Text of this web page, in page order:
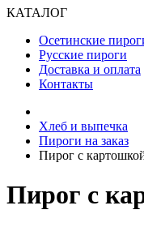
КАТАЛОГ
Осетинские
Русские пироги
Доставка и оплата
Контакты
Хлеб и выпечка
Пироги на заказ
Пирог с
Пирог с